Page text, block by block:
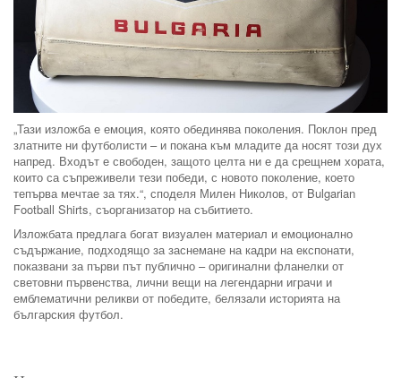
„Тази изложба е емоция, която обединява поколения. Поклон пред
златните ни футболисти – и покана към младите да носят този дух
напред. Входът е свободен, защото целта ни е да срещнем хората,
които са съпреживели тези победи, с новото поколение, което
тепърва мечтае за тях.“, споделя Милен Николов, от Bulgarian
Football Shirts, съорганизатор на събитието.
Изложбата предлага богат визуален материал и емоционално
съдържание, подходящо за заснемане на кадри на експонати,
показвани за първи път публично – оригинални фланелки от
световни първенства, лични вещи на легендарни играчи и
емблематични реликви от победите, белязали историята на
българския футбол.